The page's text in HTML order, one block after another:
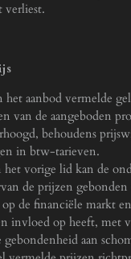
verliest.
het aanbod vermelde
van de aangeboden
behoudens
in btw-tarieven.
vorige lid kan de
de prijzen gebonden
de financiële markt
invloed op heeft, met
gebondenheid aan